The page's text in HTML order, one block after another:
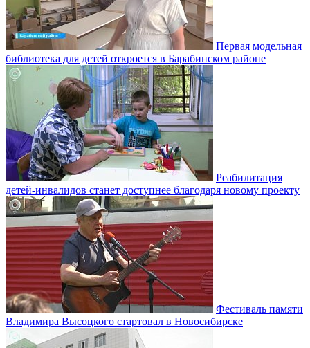
Первая модельная
библиотека для детей откроется в Барабинском районе
Реабилитация
детей-инвалидов станет доступнее благодаря новому проекту
Фестиваль памяти
Владимира Высоцкого стартовал в Новосибирске